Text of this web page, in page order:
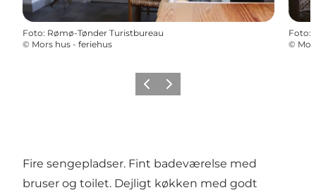
Foto: Rømø-Tønder Turistbureau
© Mors hus - feriehus
Foto:
©
ForrigeNæste
Fire sengepladser. Fint badeværelse med
bruser og toilet. Dejligt køkken med godt